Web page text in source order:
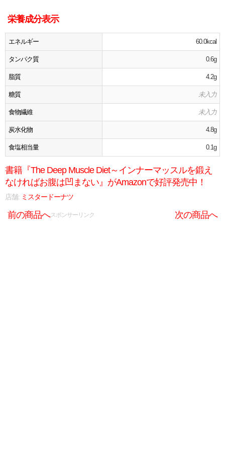
栄養成分表示
エネルギー 60.0kcal
タンパク質 0.6g
脂質 4.2g
糖質 未入力
食物繊維 未入力
炭水化物 4.8g
食塩相当量 0.1g
書籍『The Deep Muscle Diet～インナーマッスルを鍛え
なければお腹は凹まない』がAmazonで好評発売中！
店舗: ミスタードーナツ
前の商品へ 次の商品へ
スポンサーリンク